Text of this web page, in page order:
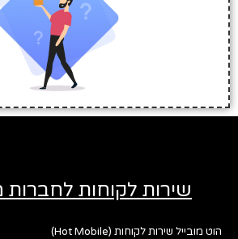
שירות לקוחות
הוט מובייל שירות לקוחות (Hot Mobile)